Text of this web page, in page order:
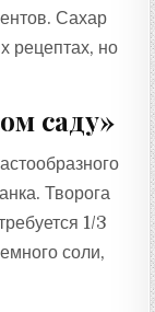
Сахар
рецептах, но
саду»
Творога
1/3
соли,